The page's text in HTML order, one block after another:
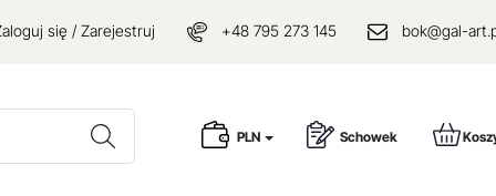
się / Zarejestruj +48 795 273 145 bok@gal-
Wyszukaj PLN Schowek